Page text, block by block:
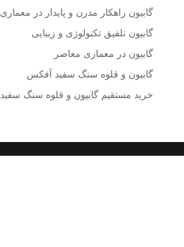
گابیون راهکار مدرن و پایدار در معماری
گابیون تلفیق تکنولوژی و زیبایی
گابیون در معماری معاصر
گابیون و قلوه سنگ سفید آفکس
خرید مستقیم گابیون و قلوه سنگ سفید